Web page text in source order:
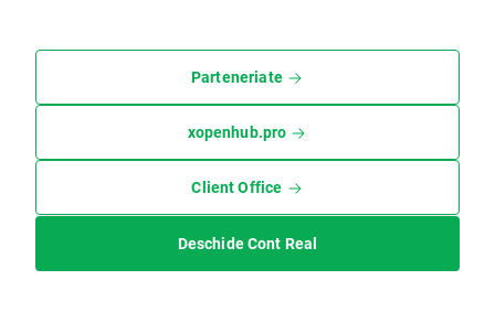
Parteneriate
xopenhub.pro
Client Office
Deschide Cont Real